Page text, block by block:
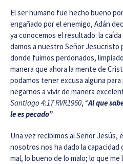
El ser humano fue hecho bueno
engañado por el enemigo, Adán
ya conocemos el resultado: la
damos a nuestro Señor Jesucristo
donde fuimos perdonados,
manera que ahora la mente de
podamos tener excusa alguna
negarnos a vivir de manera
Santiago 4:17 RVR1960, “Al que
le es pecado”
Una vez recibimos al Señor Jesús,
nosotros nos ha dado la
mal, lo bueno de lo malo; lo que